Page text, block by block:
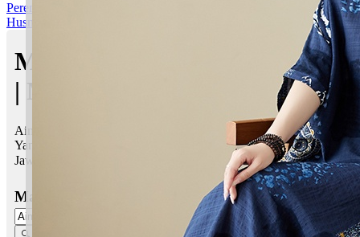
Perempuan
Asma’ul
Husna
Maksud nama Aiman Hakim
| Maksud Nama dalam Islam
Aiman Hakim bermaksud Berkat, Yang bertuah, kanan; Arif,
Yang bijaksana
Jawi:
Masukkan Nama: